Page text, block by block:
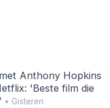
Anthony Hopkins
'Beste film die
• Gisteren